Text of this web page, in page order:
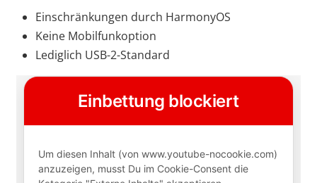
Einschränkungen durch HarmonyOS
Keine Mobilfunkoption
Lediglich USB-2-Standard